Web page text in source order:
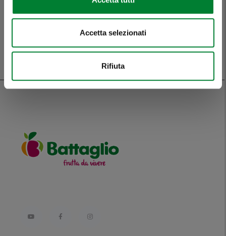
Accetta selezionati
Rifiuta